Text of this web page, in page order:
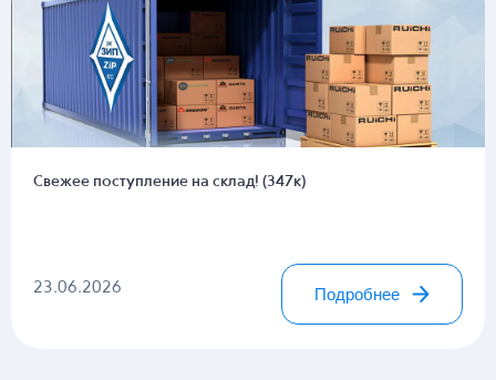
Свежее поступление на склад! (347к)
23.06.2026 Подробнее